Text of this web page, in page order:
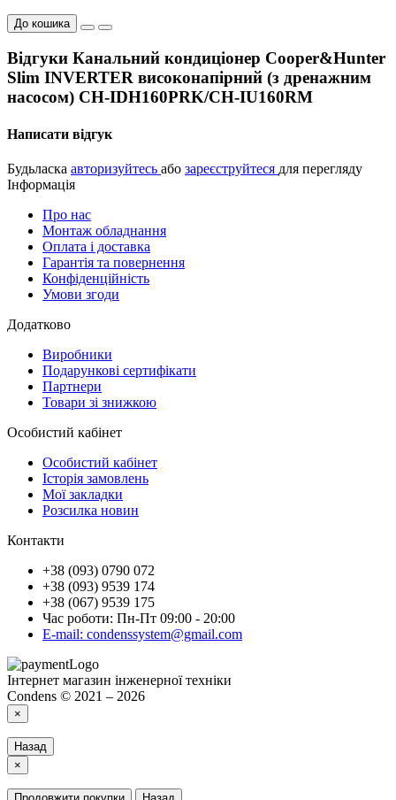
До кошика
Відгуки Канальний кондиціонер Cooper&Hunter
Slim INVERTER високонапірний (з дренажним
насосом) CH-IDH160PRK/CH-IU160RM
Написати відгук
Будьласка авторизуйтесь або зареєструйтеся для перегляду
Інформація
Про нас
Монтаж обладнання
Оплата і доставка
Гарантія та повернення
Конфіденційність
Умови згоди
Додатково
Виробники
Подарункові сертифікати
Партнери
Товари зі знижкою
Особистий кабінет
Особистий кабінет
Історія замовлень
Мої закладки
Розсилка новин
Контакти
+38 (093) 0790 072
+38 (093) 9539 174
+38 (067) 9539 175
Час роботи: Пн-Пт 09:00 - 20:00
E-mail: condenssystem@gmail.com
Інтернет магазин інженерної техніки
Condens © 2021 – 2026
×
Назад
×